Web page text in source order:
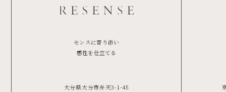
センスに寄り添い
感性を仕立てる
大分県大分市弁天3-1-45